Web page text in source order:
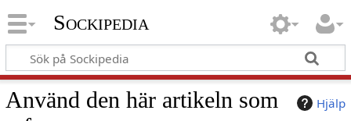
Sockipedia
Hjälp
Använd den här artikeln som